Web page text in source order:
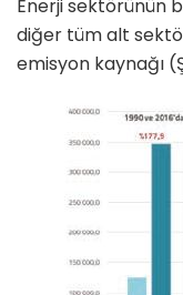
Enerji sektörünün
diğer tüm alt
emisyon kaynağı